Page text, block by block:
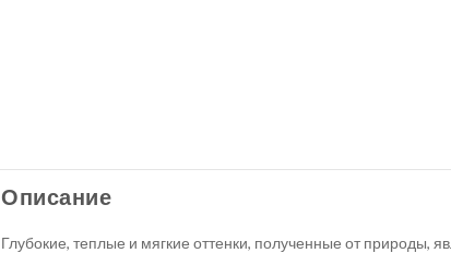
Описание
Глубокие, теплые и мягкие оттенки, полученные от природы,